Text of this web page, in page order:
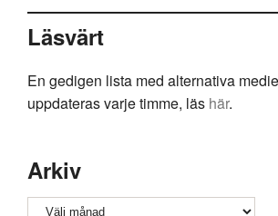
Läsvärt
En gedigen lista med alternativa
uppdateras varje timme, läs här.
Arkiv
Arkiv